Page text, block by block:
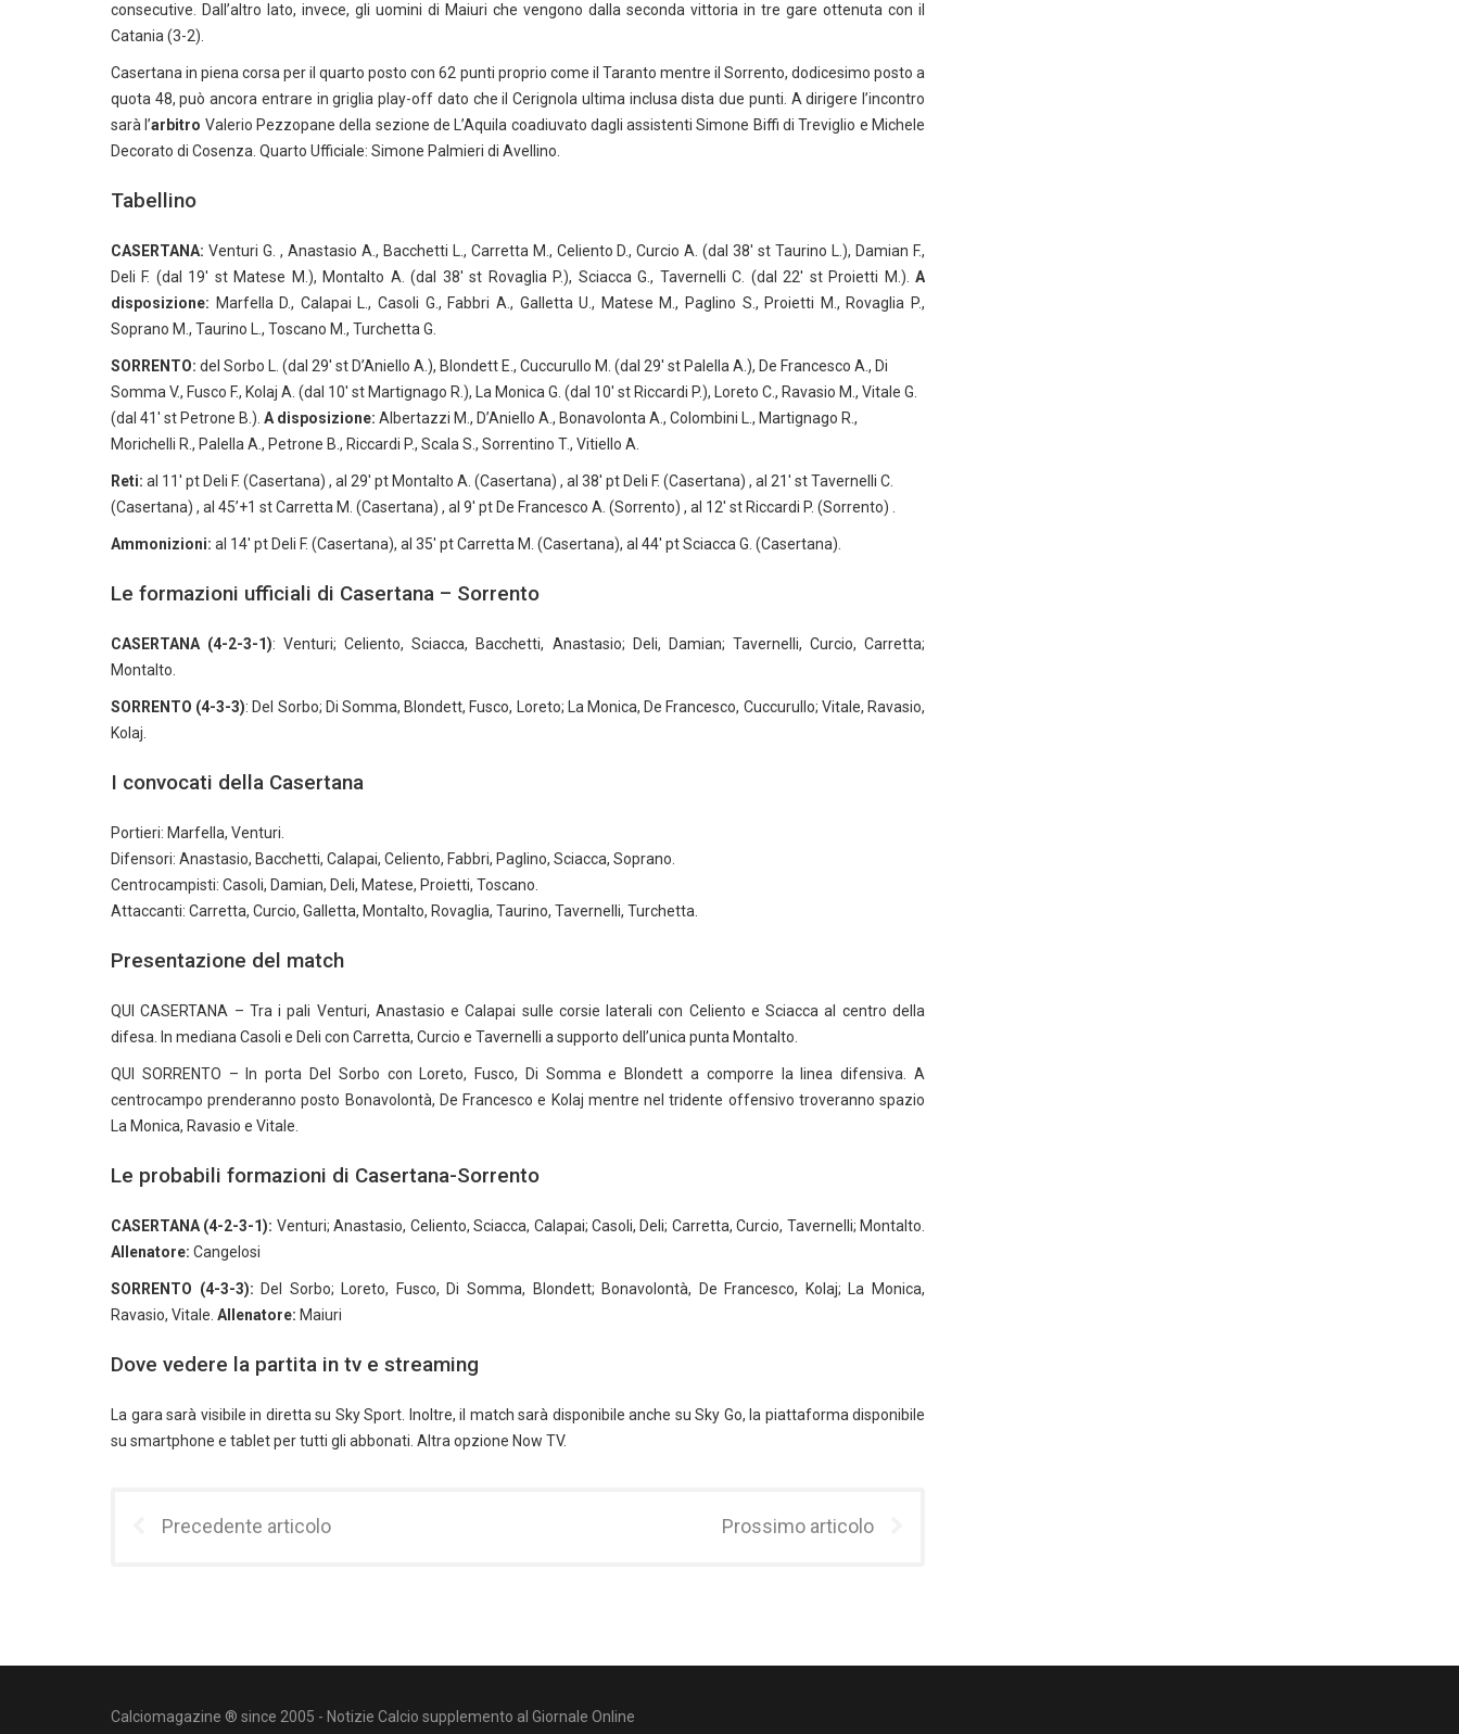
consecutive. Dall’altro lato, invece, gli uomini di Maiuri che vengono dalla seconda vittoria in tre gare ottenuta con il
Catania (3-2).
Casertana in piena corsa per il quarto posto con 62 punti proprio come il Taranto mentre il Sorrento, dodicesimo posto a
quota 48, può ancora entrare in griglia play-off dato che il Cerignola ultima inclusa dista due punti. A dirigere l’incontro
sarà l’arbitro Valerio Pezzopane della sezione de L’Aquila coadiuvato dagli assistenti Simone Biffi di Treviglio e Michele
Decorato di Cosenza. Quarto Ufficiale: Simone Palmieri di Avellino.
Tabellino
CASERTANA: Venturi G. , Anastasio A., Bacchetti L., Carretta M., Celiento D., Curcio A. (dal 38′ st Taurino L.), Damian F.,
Deli F. (dal 19′ st Matese M.), Montalto A. (dal 38′ st Rovaglia P.), Sciacca G., Tavernelli C. (dal 22′ st Proietti M.). A
disposizione: Marfella D., Calapai L., Casoli G., Fabbri A., Galletta U., Matese M., Paglino S., Proietti M., Rovaglia P.,
Soprano M., Taurino L., Toscano M., Turchetta G.
SORRENTO: del Sorbo L. (dal 29′ st D’Aniello A.), Blondett E., Cuccurullo M. (dal 29′ st Palella A.), De Francesco A., Di
Somma V., Fusco F., Kolaj A. (dal 10′ st Martignago R.), La Monica G. (dal 10′ st Riccardi P.), Loreto C., Ravasio M., Vitale G.
(dal 41′ st Petrone B.). A disposizione: Albertazzi M., D’Aniello A., Bonavolonta A., Colombini L., Martignago R.,
Morichelli R., Palella A., Petrone B., Riccardi P., Scala S., Sorrentino T., Vitiello A.
Reti: al 11′ pt Deli F. (Casertana) , al 29′ pt Montalto A. (Casertana) , al 38′ pt Deli F. (Casertana) , al 21′ st Tavernelli C.
(Casertana) , al 45’+1 st Carretta M. (Casertana) , al 9′ pt De Francesco A. (Sorrento) , al 12′ st Riccardi P. (Sorrento) .
Ammonizioni: al 14′ pt Deli F. (Casertana), al 35′ pt Carretta M. (Casertana), al 44′ pt Sciacca G. (Casertana).
Le formazioni ufficiali di Casertana – Sorrento
CASERTANA (4-2-3-1): Venturi; Celiento, Sciacca, Bacchetti, Anastasio; Deli, Damian; Tavernelli, Curcio, Carretta;
Montalto.
SORRENTO (4-3-3): Del Sorbo; Di Somma, Blondett, Fusco, Loreto; La Monica, De Francesco, Cuccurullo; Vitale, Ravasio,
Kolaj.
I convocati della Casertana
Portieri: Marfella, Venturi.
Difensori: Anastasio, Bacchetti, Calapai, Celiento, Fabbri, Paglino, Sciacca, Soprano.
Centrocampisti: Casoli, Damian, Deli, Matese, Proietti, Toscano.
Attaccanti: Carretta, Curcio, Galletta, Montalto, Rovaglia, Taurino, Tavernelli, Turchetta.
Presentazione del match
QUI CASERTANA – Tra i pali Venturi, Anastasio e Calapai sulle corsie laterali con Celiento e Sciacca al centro della
difesa. In mediana Casoli e Deli con Carretta, Curcio e Tavernelli a supporto dell’unica punta Montalto.
QUI SORRENTO – In porta Del Sorbo con Loreto, Fusco, Di Somma e Blondett a comporre la linea difensiva. A
centrocampo prenderanno posto Bonavolontà, De Francesco e Kolaj mentre nel tridente offensivo troveranno spazio
La Monica, Ravasio e Vitale.
Le probabili formazioni di Casertana-Sorrento
CASERTANA (4-2-3-1): Venturi; Anastasio, Celiento, Sciacca, Calapai; Casoli, Deli; Carretta, Curcio, Tavernelli; Montalto.
Allenatore: Cangelosi
SORRENTO (4-3-3): Del Sorbo; Loreto, Fusco, Di Somma, Blondett; Bonavolontà, De Francesco, Kolaj; La Monica,
Ravasio, Vitale. Allenatore: Maiuri
Dove vedere la partita in tv e streaming
La gara sarà visibile in diretta su Sky Sport. Inoltre, il match sarà disponibile anche su Sky Go, la piattaforma disponibile
su smartphone e tablet per tutti gli abbonati. Altra opzione Now TV.
Precedente articolo Prossimo articolo
Calciomagazine ® since 2005 - Notizie Calcio supplemento al Giornale Online